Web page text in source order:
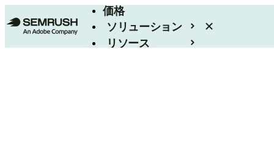
価格
ソリューション
リソース